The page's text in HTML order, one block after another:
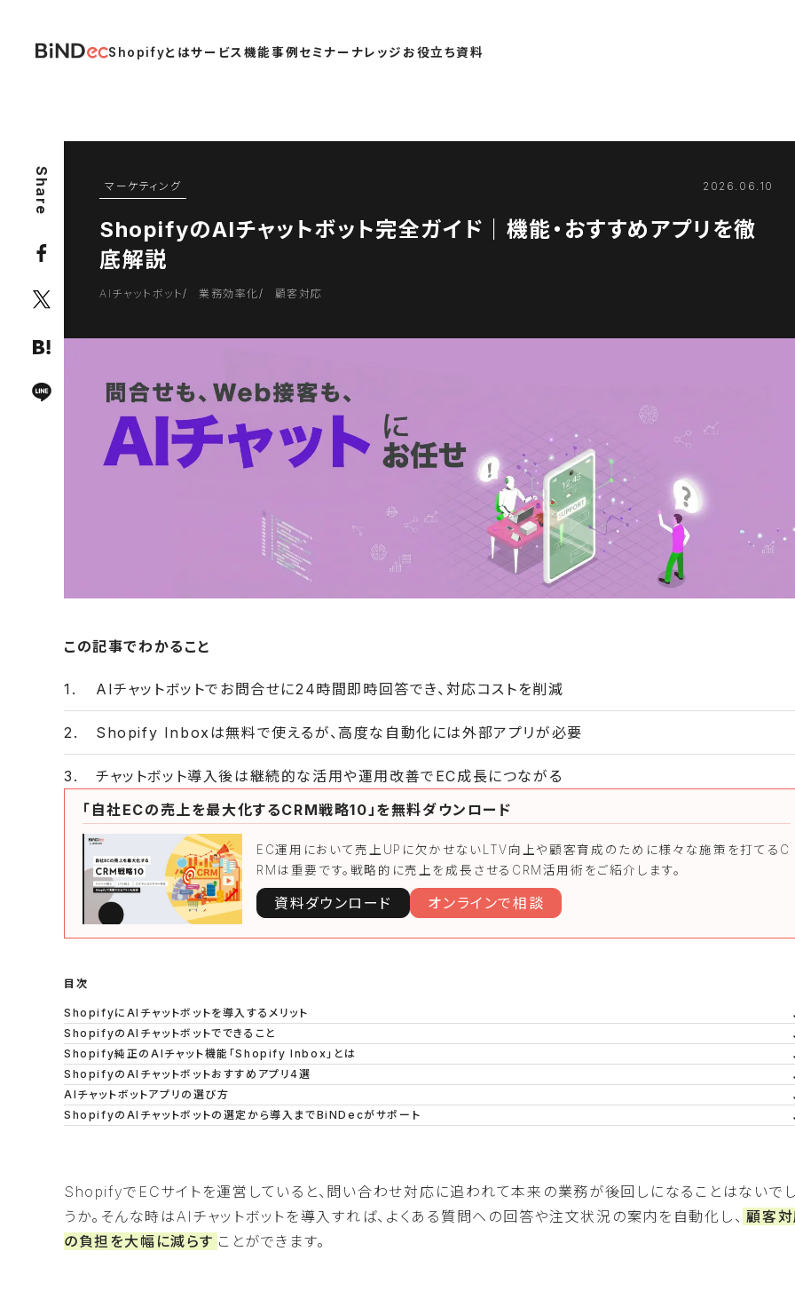
Shopifyとはサービス機能事例 セミナー ナレッジ お役立ち資料
マーケティング 2026.06.10
ShopifyのAIチャットボット完全ガイド｜機能・おすすめアプリを徹
底解説
AIチャットボット 業務効率化 顧客対応
この記事でわかること
AIチャットボットでお問合せに24時間即時回答でき、対応コストを削減
Shopify Inboxは無料で使えるが、高度な自動化には外部アプリが必要
チャットボット導入後は継続的な活用や運用改善でEC成長につながる
「自社ECの売上を最大化するCRM戦略10」を無料ダウンロード
EC運用において売上UPに欠かせないLTV向上や顧客育成のために様々な施策を打てるC
RMは重要です。戦略的に売上を成長させるCRM活用術をご紹介します。
資料ダウンロード オンラインで相談
目次
ShopifyにAIチャットボットを導入するメリット
ShopifyのAIチャットボットでできること
Shopify純正のAIチャット機能「Shopify Inbox」とは
ShopifyのAIチャットボットおすすめアプリ4選
AIチャットボットアプリの選び方
ShopifyのAIチャットボットの選定から導入までBiNDecがサポート
ShopifyでECサイトを運営していると、問い合わせ対応に追われて本来の業務が後回しになることはないで
うか。そんな時はAIチャットボットを導入すれば、よくある質問への回答や注文状況の案内を自動化し、 顧客
の負担を大幅に減らす ことができます。
Share